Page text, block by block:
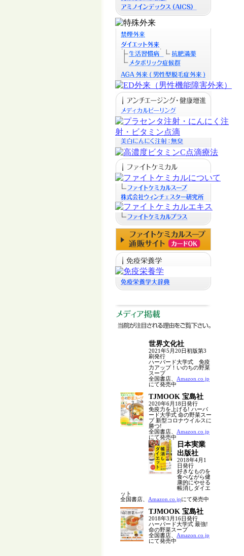
世界文化社
2021年5月20日初版第3
刷発行
ハーバード大学式 免疫
力アップ！いのちの野菜
スープ
全国書店、 Amazon.co.jp
にて発売中
TJMOOK 宝島社
2020年6月18日発行
免疫力を上げる! ハーバ
ード大学式 命の野菜スー
プ 新型コロナウイルスに
勝つ!
全国書店、 Amazon.co.jp
にて発売中
日本実業
出版社
2018年4月1
日発行
好きなものを
食べながら健
康的にやせる
帳消しダイエ
ット
全国書店、 Amazon.co.jpにて発売中
TJMOOK 宝島社
2018年3月16日発行
ハーバード大学式 最強!
命の野菜スープ
全国書店、 Amazon.co.jp
にて発売中